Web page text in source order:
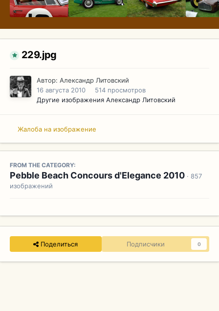
229.jpg
Автор: Александр Литовский
16 августа 2010
514 просмотров
Другие изображения Александр Литовский
Жалоба на изображение
FROM THE CATEGORY:
Pebble Beach Concours d'Elegance 2010 · 857
изображений
Поделиться Подписчики 0